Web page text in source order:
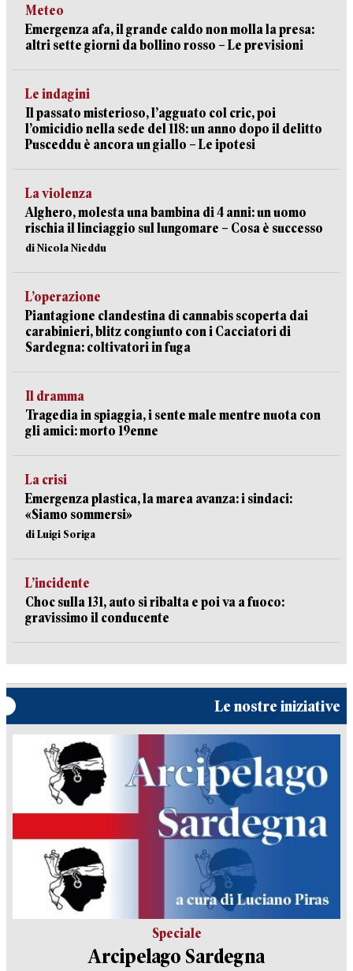
Meteo
Emergenza afa, il grande caldo non molla la presa:
altri sette giorni da bollino rosso – Le previsioni
Le indagini
Il passato misterioso, l’agguato col cric, poi
l’omicidio nella sede del 118: un anno dopo il delitto
Pusceddu è ancora un giallo – Le ipotesi
La violenza
Alghero, molesta una bambina di 4 anni: un uomo
rischia il linciaggio sul lungomare – Cosa è successo
di Nicola Nieddu
L’operazione
Piantagione clandestina di cannabis scoperta dai
carabinieri, blitz congiunto con i Cacciatori di
Sardegna: coltivatori in fuga
Il dramma
Tragedia in spiaggia, i sente male mentre nuota con
gli amici: morto 19enne
La crisi
Emergenza plastica, la marea avanza: i sindaci:
«Siamo sommersi»
di Luigi Soriga
L’incidente
Choc sulla 131, auto si ribalta e poi va a fuoco:
gravissimo il conducente
Le nostre iniziative
Speciale
Arcipelago Sardegna